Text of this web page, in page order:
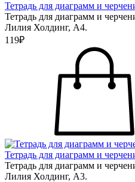
Тетрадь для диаграмм и
Тетрадь для диаграмм и
Лилия Холдинг, А4.
119₽
Тетрадь для диаграмм и
Тетрадь для диаграмм и
Лилия Холдинг, А3.